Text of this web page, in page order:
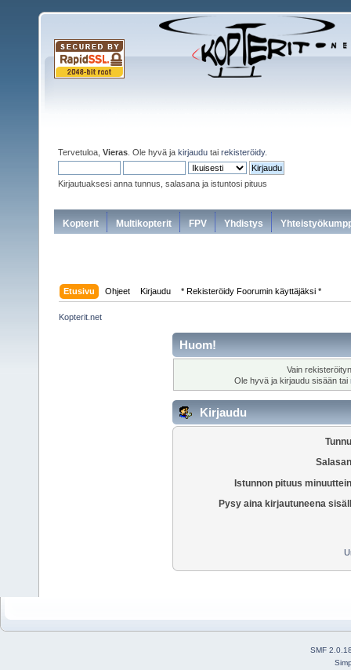
Tervetuloa, Vieras . Ole hyvä ja kirjaudu tai rekisteröidy.
Kirjautuaksesi anna tunnus, salasana ja istuntosi pituus
Kopterit Multikopterit FPV Yhdistys
Etusivu Ohjeet Kirjaudu * Rekisteröidy Foorumin käyttäjäksi *
Kopterit.net
Huom!
Vain
Ole hyvä ja kirjaudu sisään tai
Kirjaudu
Istunnon pituus
Pysy aina kirjautuneena
SMF